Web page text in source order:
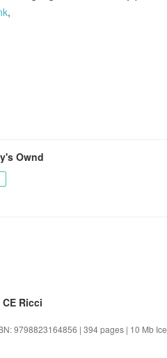
,
Ownd
Ricci
9798823164856 | 394 pages | 10 Mb